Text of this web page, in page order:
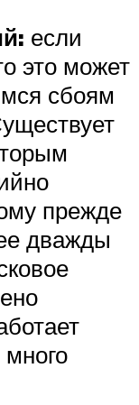
если
это может
сбоям
прежде
дважды